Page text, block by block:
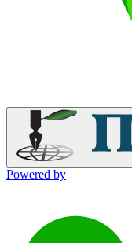
Powered by